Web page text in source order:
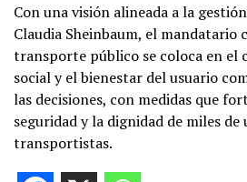
Con una visión alineada a la
Claudia Sheinbaum, el mandatario
transporte público se coloca en el
social y el bienestar del usuario
las decisiones, con medidas que
seguridad y la dignidad de miles de
transportistas.